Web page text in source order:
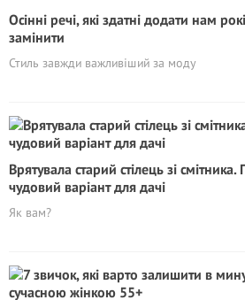
Осінні речі, які здатні додати нам
замінити
Стиль завжди важливіший за моду
Врятувала старий стілець зі
чудовий варіант для дачі
Як вам?